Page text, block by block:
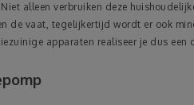
alleen verbruiken deze
de vaat, tegelijkertijd wordt er ook
apparaten realiseer je dus een